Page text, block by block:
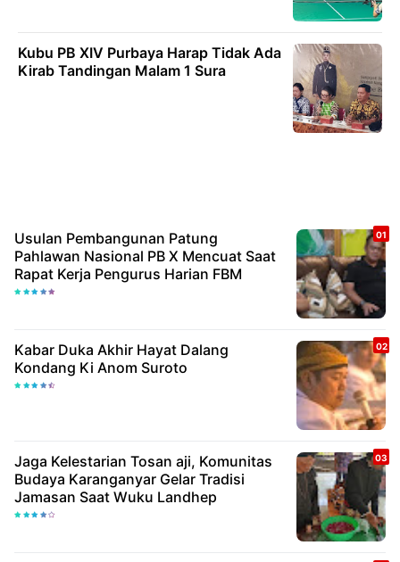
Kubu PB XIV Purbaya Harap Tidak Ada
Kirab Tandingan Malam 1 Sura
Usulan Pembangunan Patung
Pahlawan Nasional PB X Mencuat Saat
Rapat Kerja Pengurus Harian FBM
Kabar Duka Akhir Hayat Dalang
Kondang Ki Anom Suroto
Jaga Kelestarian Tosan aji, Komunitas
Budaya Karanganyar Gelar Tradisi
Jamasan Saat Wuku Landhep